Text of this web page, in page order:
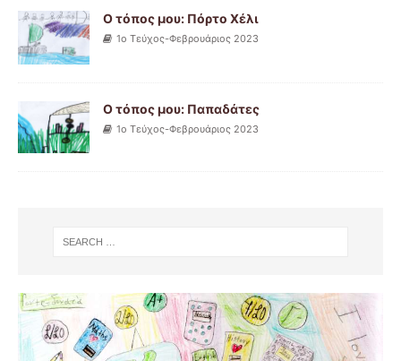
Ο τόπος μου: Πόρτο Χέλι
1ο Τεύχος-Φεβρουάριος 2023
Ο τόπος μου: Παπαδάτες
1ο Τεύχος-Φεβρουάριος 2023